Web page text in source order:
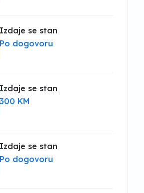
Izdaje se stan
Po dogovoru
Izdaje se stan
300 KM
Izdaje se stan
Po dogovoru